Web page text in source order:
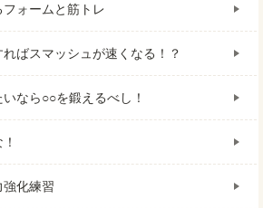
ォームと筋トレ
ばスマッシュが速くなる！？
なら○○を鍛えるべし！
強化練習